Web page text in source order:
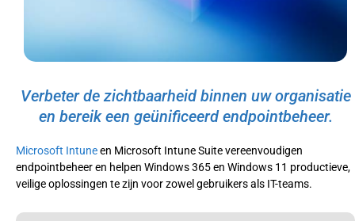
Verbeter de zichtbaarheid binnen uw organisatie
en bereik een geünificeerd endpointbeheer.
Microsoft Intuneen Microsoft Intune Suite vereenvoudigen
endpointbeheer en helpen Windows 365 en Windows 11 productieve,
veilige oplossingen te zijn voor zowel gebruikers als IT-teams.